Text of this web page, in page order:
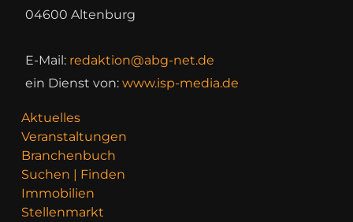
04600 Altenburg
E-Mail: redaktion@abg-net.de
ein Dienst von: www.isp-media.de
Aktuelles
Veranstaltungen
Branchenbuch
Suchen | Finden
Immobilien
Stellenmarkt